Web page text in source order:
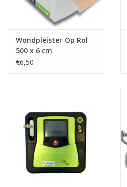
Wondpleister Op Rol
500 x 6 cm
€6,50